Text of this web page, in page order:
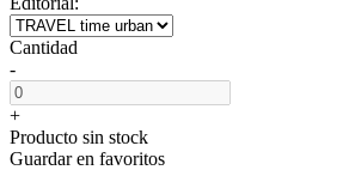
Cantidad
-
+
Producto sin stock
Guardar en favoritos